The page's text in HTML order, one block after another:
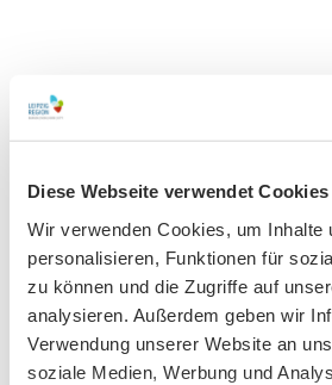
Diese Webseite verwendet Cookies
Wir verwenden Cookies, um Inhalte
personalisieren, Funktionen für
zu können und die Zugriffe auf
analysieren. Außerdem geben wir
Verwendung unserer Website an
soziale Medien, Werbung und
In der Nähe
Veranstaltung
Sehenswertes
Kontaktdaten